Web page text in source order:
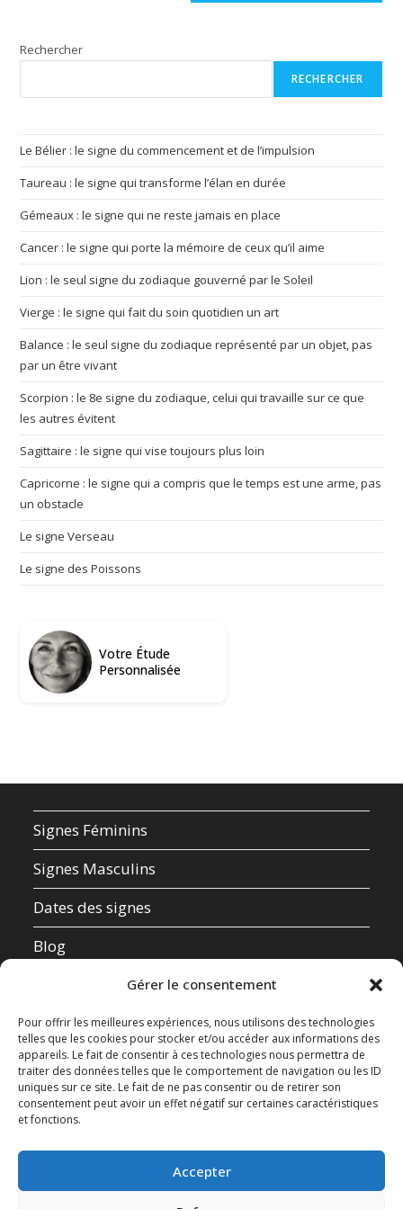
Gérer le consentement
Pour offrir les meilleures expériences, nous utilisons des technologies
telles que les cookies pour stocker et/ou accéder aux informations des
appareils. Le fait de consentir à ces technologies nous permettra de
traiter des données telles que le comportement de navigation ou les ID
uniques sur ce site. Le fait de ne pas consentir ou de retirer son
consentement peut avoir un effet négatif sur certaines caractéristiques
et fonctions.
Accepter
Rechercher
RECHERCHER
Le Bélier : le signe du commencement et de l’impulsion
Taureau : le signe qui transforme l’élan en durée
Gémeaux : le signe qui ne reste jamais en place
Cancer : le signe qui porte la mémoire de ceux qu’il aime
Lion : le seul signe du zodiaque gouverné par le Soleil
Vierge : le signe qui fait du soin quotidien un art
Balance : le seul signe du zodiaque représenté par un objet, pas
par un être vivant
Scorpion : le 8e signe du zodiaque, celui qui travaille sur ce que
les autres évitent
Sagittaire : le signe qui vise toujours plus loin
Capricorne : le signe qui a compris que le temps est une arme, pas
un obstacle
Le signe Verseau
Le signe des Poissons
Votre Étude
Personnalisée
Signes Féminins
Signes Masculins
Dates des signes
Blog
Mentions Légales
Données Personnelles
Contact